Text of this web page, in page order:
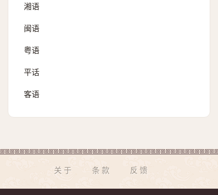
湘语
闽语
粤语
平话
客语
关于 条款 反馈